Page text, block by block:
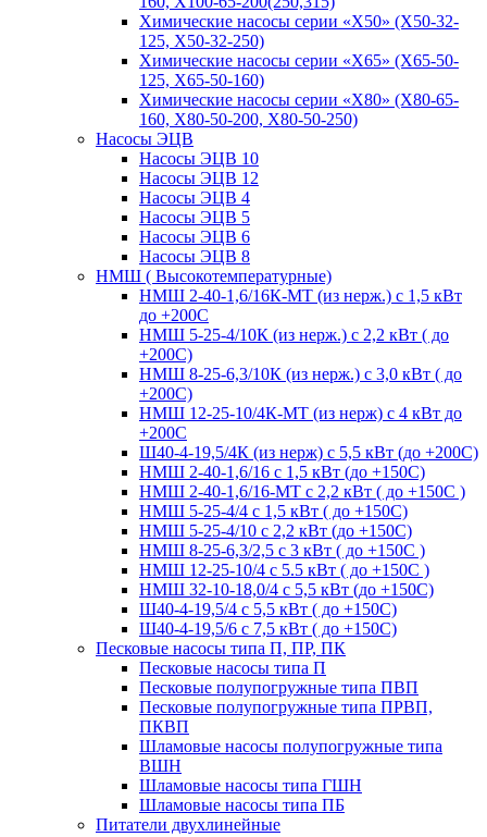
Химические насосы серии «Х50» (Х50-32-
125, Х50-32-250)
Химические насосы серии «Х65» (Х65-50-
125, Х65-50-160)
Химические насосы серии «Х80» (Х80-65-
160, Х80-50-200, Х80-50-250)
Насосы ЭЦВ
Насосы ЭЦВ 10
Насосы ЭЦВ 12
Насосы ЭЦВ 4
Насосы ЭЦВ 5
Насосы ЭЦВ 6
Насосы ЭЦВ 8
НМШ ( Высокотемпературные)
НМШ 2-40-1,6/16К-МТ (из нерж.) с 1,5 кВт
до +200С
НМШ 5-25-4/10К (из нерж.) с 2,2 кВт ( до
+200С)
НМШ 8-25-6,3/10К (из нерж.) с 3,0 кВт ( до
+200С)
НМШ 12-25-10/4К-МТ (из нерж) с 4 кВт до
+200С
Ш40-4-19,5/4К (из нерж) с 5,5 кВт (до +200С)
НМШ 2-40-1,6/16 с 1,5 кВт (до +150С)
НМШ 2-40-1,6/16-МТ с 2,2 кВт ( до +150С )
НМШ 5-25-4/4 с 1,5 кВт ( до +150С)
НМШ 5-25-4/10 с 2,2 кВт (до +150С)
НМШ 8-25-6,3/2,5 с 3 кВт ( до +150С )
НМШ 12-25-10/4 с 5.5 кВт ( до +150С )
НМШ 32-10-18,0/4 с 5,5 кВт (до +150С)
Ш40-4-19,5/4 с 5,5 кВт ( до +150С)
Ш40-4-19,5/6 с 7,5 кВт ( до +150С)
Песковые насосы типа П, ПР, ПК
Песковые насосы типа П
Песковые полупогружные типа ПВП
Песковые полупогружные типа ПРВП,
ПКВП
Шламовые насосы полупогружные типа
ВШН
Шламовые насосы типа ГШН
Шламовые насосы типа ПБ
Питатели двухлинейные